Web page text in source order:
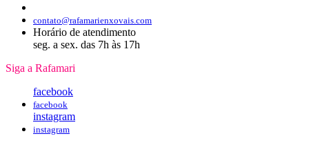
contato@rafamarienxovais.com
Horário de atendimento
seg. a sex. das 7h às 17h
Siga a Rafamari
facebook
facebook
instagram
instagram